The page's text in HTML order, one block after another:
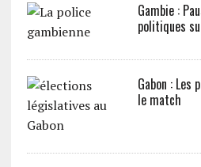
Gambie :
politiques
Gabon : Les
le match